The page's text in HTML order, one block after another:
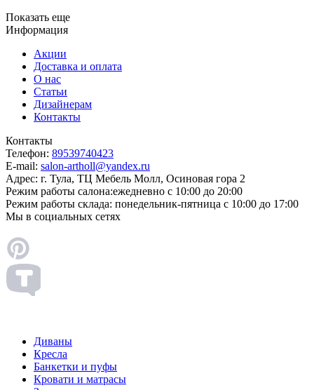
Показать еще
Информация
Акции
Доставка и оплата
О нас
Статьи
Дизайнерам
Контакты
Контакты
Телефон: 89539740423
E-mail: salon-artholl@yandex.ru
Адрес: г. Тула, ТЦ Мебель Молл, Осиновая гора 2
Режим работы салона:ежедневно с 10:00 до 20:00
Режим работы склада: понедельник-пятница с 10:00 до 17:00
Мы в социальных сетях
Диваны
Кресла
Банкетки и пуфы
Кровати и матрасы